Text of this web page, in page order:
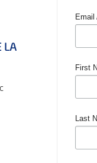
LA
Email
First
Last